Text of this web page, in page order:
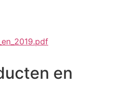
en